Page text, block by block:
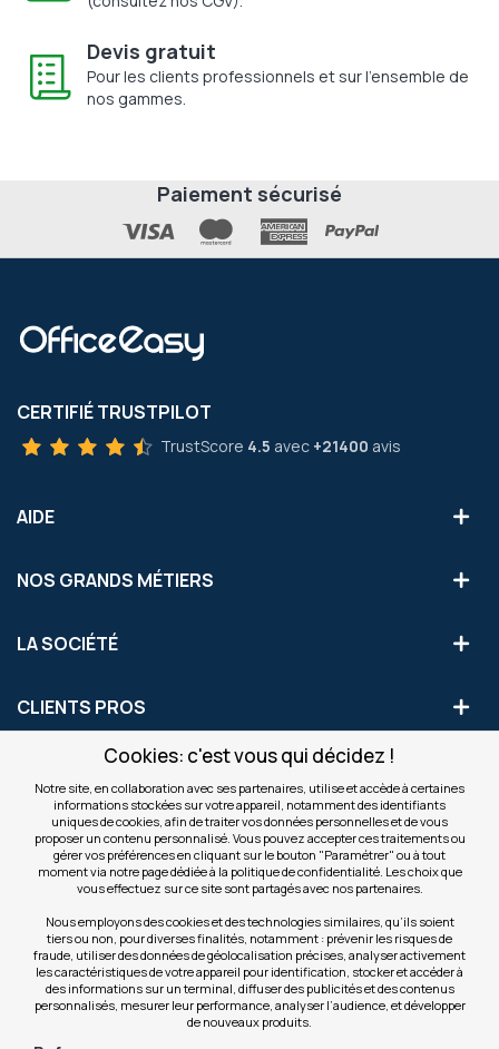
Cookies: c'est vous qui décidez !
Notre site, en collaboration avec ses partenaires, utilise et accède à certaines
informations stockées sur votre appareil, notamment des identifiants
uniques de cookies, afin de traiter vos données personnelles et de vous
proposer un contenu personnalisé. Vous pouvez accepter ces traitements ou
gérer vos préférences en cliquant sur le bouton "Paramétrer" ou à tout
moment via notre page dédiée à la politique de confidentialité. Les choix que
vous effectuez sur ce site sont partagés avec nos partenaires.
Nous employons des cookies et des technologies similaires, qu’ils soient
tiers ou non, pour diverses finalités, notamment : prévenir les risques de
fraude, utiliser des données de géolocalisation précises, analyser activement
les caractéristiques de votre appareil pour identification, stocker et accéder à
des informations sur un terminal, diffuser des publicités et des contenus
personnalisés, mesurer leur performance, analyser l’audience, et développer
de nouveaux produits.
Devis gratuit
Pour les clients professionnels et sur l'ensemble de
nos gammes.
Paiement sécurisé
CERTIFIÉ TRUSTPILOT
TrustScore 4.5 avec +21400 avis
AIDE
NOS GRANDS MÉTIERS
LA SOCIÉTÉ
CLIENTS PROS
S'INSCRIRE AUX OFFRES COMMERCIALES
Inscription
notre
newsletter
Valider
NOS SITES